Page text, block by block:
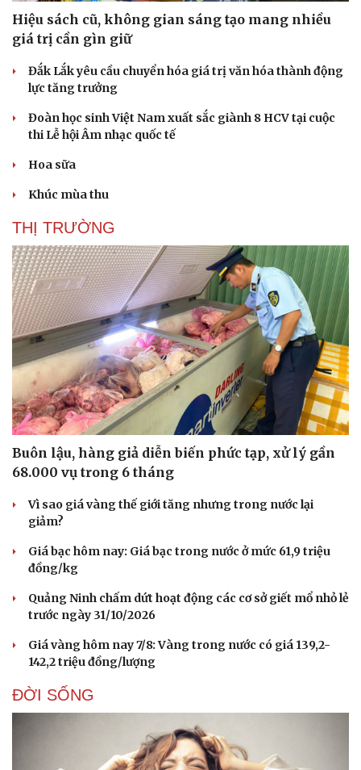
Du lịch
Tư vấn
Săn Tour
check-in
Podcast
Hạt giống tâm hồn
Hiệu sách cũ, không gian sáng tạo mang nhiều
giá trị cần gìn giữ
Đắk Lắk yêu cầu chuyển hóa giá trị văn hóa thành động
lực tăng trưởng
Đoàn học sinh Việt Nam xuất sắc giành 8 HCV tại cuộc
thi Lễ hội Âm nhạc quốc tế
Hoa sữa
Khúc mùa thu
THỊ TRƯỜNG
Buôn lậu, hàng giả diễn biến phức tạp, xử lý gần
68.000 vụ trong 6 tháng
Vì sao giá vàng thế giới tăng nhưng trong nước lại
giảm?
Giá bạc hôm nay: Giá bạc trong nước ở mức 61,9 triệu
đồng/kg
Quảng Ninh chấm dứt hoạt động các cơ sở giết mổ nhỏ lẻ
trước ngày 31/10/2026
Giá vàng hôm nay 7/8: Vàng trong nước có giá 139,2-
142,2 triệu đồng/lượng
ĐỜI SỐNG